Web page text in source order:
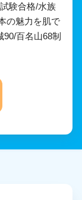
験合格/水族
の魅力を肌で
百名山68制